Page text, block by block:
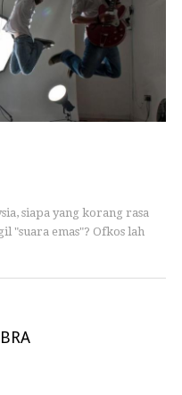
siapa yang korang rasa
"suara emas"? Ofkos lah